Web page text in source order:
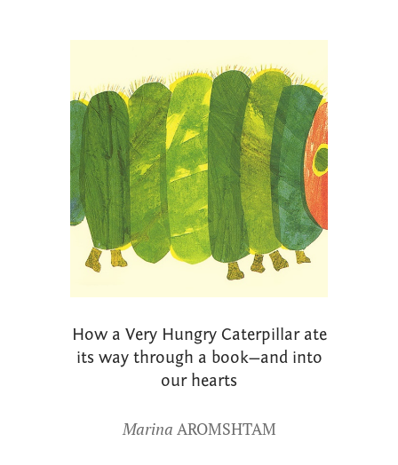
How a Very Hungry Caterpillar ate
its way through a book—and into
our hearts
Marina AROMSHTAM